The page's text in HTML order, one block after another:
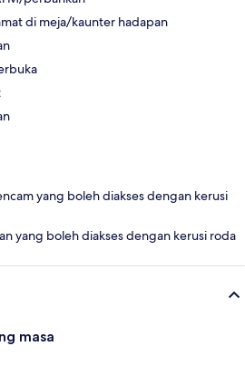
di meja/kaunter hadapan
yang boleh diakses dengan kerusi
yang boleh diakses dengan kerusi roda
masa